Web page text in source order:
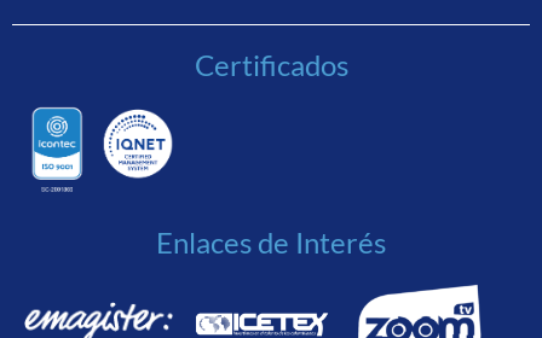
Certificados
Enlaces de Interés